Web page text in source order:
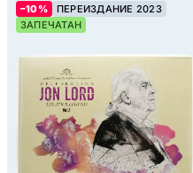
–10%
ПЕРЕИЗДАНИЕ 2023
ЗАПЕЧАТАН